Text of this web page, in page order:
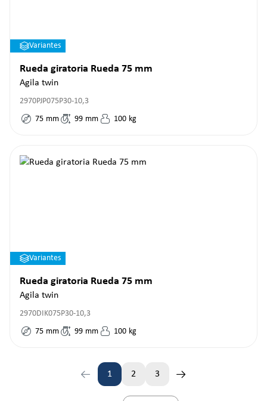
Variantes
Rueda giratoria Rueda 75 mm
Agila twin
2970PJP075P30-10,3
75 mm 99 mm 100 kg
Variantes
Rueda giratoria Rueda 75 mm
Agila twin
2970DIK075P30-10,3
75 mm 99 mm 100 kg
Página
1 2
Página
3